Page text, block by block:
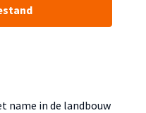
name in de landbouw